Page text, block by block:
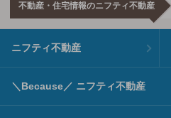
不動産・住宅情報のニフティ不動産
ニフティ不動産
＼Because／ ニフティ不動産